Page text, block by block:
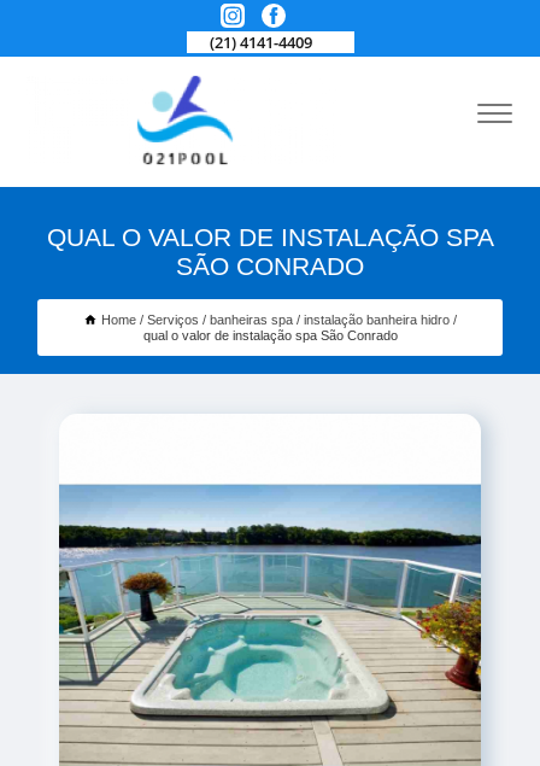
(21) 4141-4409
QUAL O VALOR DE INSTALAÇÃO SPA
SÃO CONRADO
Home Serviços banheiras spa
instalação banheira hidro
qual o valor de instalação spa São Conrado